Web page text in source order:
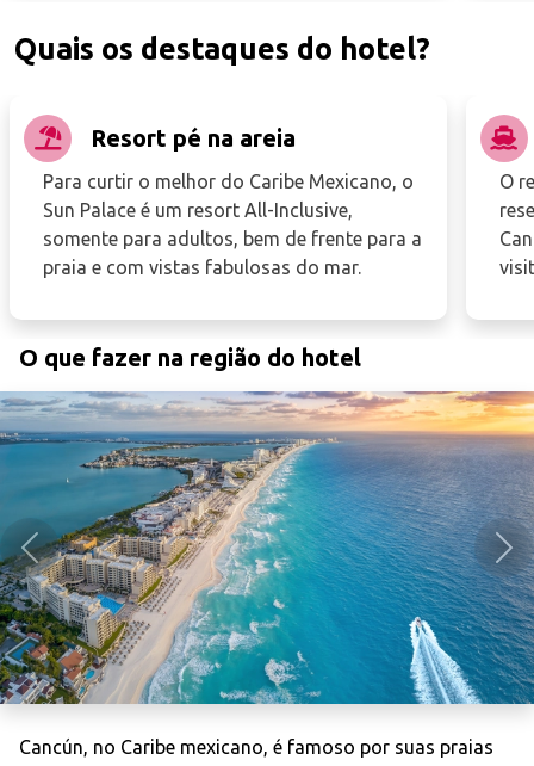
Quais os destaques do hotel?
Resort pé na areia
Para curtir o melhor do Caribe Mexicano, o
Sun Palace é um resort All-Inclusive,
somente para adultos, bem de frente para a
praia e com vistas fabulosas do mar.
O
O que fazer na região do hotel
Anterior
Cancún, no Caribe mexicano, é famoso por suas praias